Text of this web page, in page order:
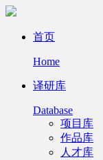
首页
Home
译研库
Database
项目库
作品库
人才库